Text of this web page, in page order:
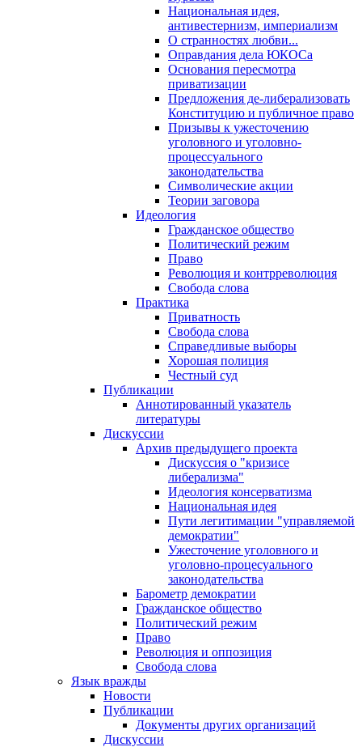
Национальная идея,
антивестернизм, империализм
О странностях любви...
Оправдания дела ЮКОСа
Основания пересмотра
приватизации
Предложения де-либерализовать
Конституцию и публичное право
Призывы к ужесточению
уголовного и уголовно-
процессуального
законодательства
Символические акции
Теории заговора
Идеология
Гражданское общество
Политический режим
Право
Революция и контрреволюция
Свобода слова
Практика
Приватность
Свобода слова
Справедливые выборы
Хорошая полиция
Честный суд
Публикации
Аннотированный указатель
литературы
Дискуссии
Архив предыдущего проекта
Дискуссия о "кризисе
либерализма"
Идеология консерватизма
Национальная идея
Пути легитимации "управляемой
демократии"
Ужесточение уголовного и
уголовно-процесуального
законодательства
Барометр демократии
Гражданское общество
Политический режим
Право
Революция и оппозиция
Свобода слова
Язык вражды
Новости
Публикации
Документы других организаций
Дискуссии